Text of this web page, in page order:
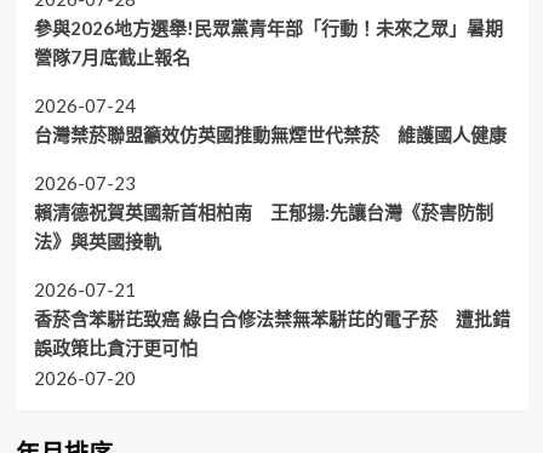
參與2026地方選舉!民眾黨青年部「行動！未來之眾」暑期
營隊7月底截止報名
2026-07-24
台灣禁菸聯盟籲效仿英國推動無煙世代禁菸 維護國人健康
2026-07-23
賴清德祝賀英國新首相柏南 王郁揚:先讓台灣《菸害防制
法》與英國接軌
2026-07-21
香菸含苯駢芘致癌 綠白合修法禁無苯駢芘的電子菸 遭批錯
誤政策比貪汙更可怕
2026-07-20